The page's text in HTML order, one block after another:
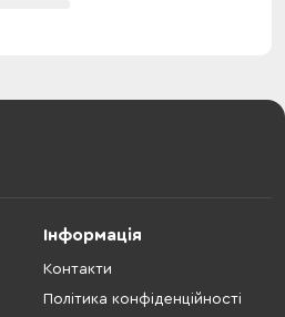
Інформація
Контакти
Політика конфіденційності